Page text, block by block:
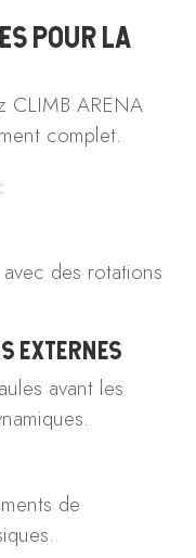
POUR LA
CLIMB ARENA
complet.
avec des rotations
EXTERNES
avant les
de